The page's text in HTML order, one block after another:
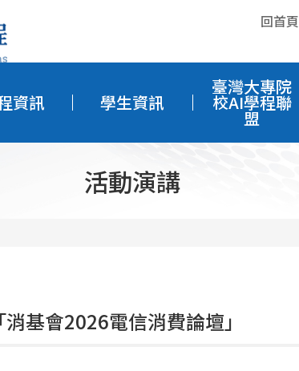
回首頁
資訊 學生資訊
臺灣大專院
校AI學程聯
盟
活動演講
基會2026電信消費論壇」